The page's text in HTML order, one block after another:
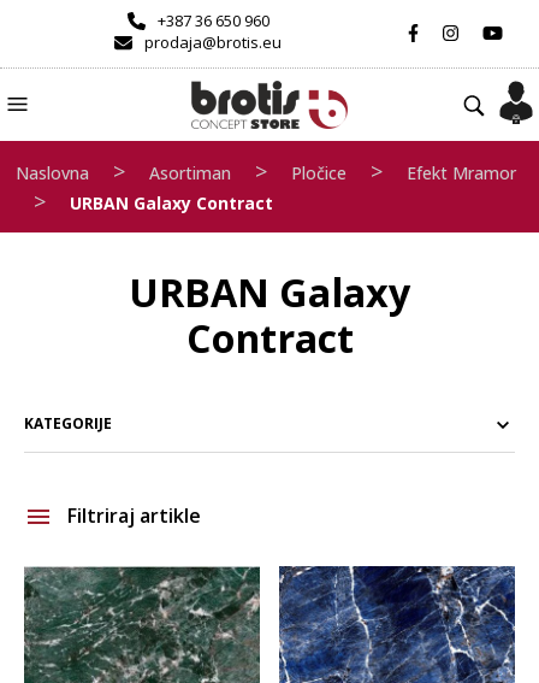
+387 36 650 960
prodaja@brotis.eu
Naslovna > Asortiman > Pločice > Efekt Mramor
> URBAN Galaxy Contract
URBAN Galaxy
Contract
KATEGORIJE
Filtriraj artikle
Brand